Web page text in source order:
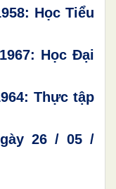
: Học Tiểu
: Học Đại
Thực tập
26/ 05/